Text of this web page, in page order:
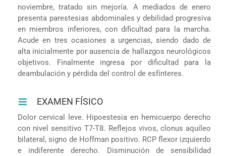
noviembre, tratado sin mejoría. A mediados de enero
presenta parestesias abdominales y debilidad progresiva
en miembros inferiores, con dificultad para la marcha.
Acude en tres ocasiones a urgencias, siendo dado de
alta inicialmente por ausencia de hallazgos neurológicos
objetivos. Finalmente ingresa por dificultad para la
deambulación y pérdida del control de esfínteres.
EXAMEN FÍSICO
Dolor cervical leve. Hipoestesia en hemicuerpo derecho
con nivel sensitivo T7-T8. Reflejos vivos, clonus aquíleo
bilateral, signo de Hoffman positivo. RCP flexor izquierdo
e indiferente derecho. Disminución de sensibilidad